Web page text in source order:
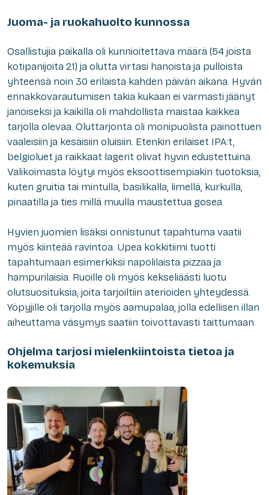
Juoma- ja ruokahuolto kunnossa
Osallistujia paikalla oli kunnioitettava määrä (54 joista
kotipanijoita 21) ja olutta virtasi hanoista ja pulloista
yhteensä noin 30 erilaista kahden päivän aikana. Hyvän
ennakkovarautumisen takia kukaan ei varmasti jäänyt
janoiseksi ja kaikilla oli mahdollista maistaa kaikkea
tarjolla olevaa. Oluttarjonta oli monipuolista painottuen
vaaleisiin ja kesäisiin oluisiin. Etenkin erilaiset IPA:t,
belgioluet ja raikkaat lagerit olivat hyvin edustettuina.
Valikoimasta löytyi myös eksoottisempiakin tuotoksia,
kuten gruitia tai mintulla, basilikalla, limellä, kurkulla,
pinaatilla ja ties millä muulla maustettua gosea.
Hyvien juomien lisäksi onnistunut tapahtuma vaatii
myös kiinteää ravintoa. Upea kokkitiimi tuotti
tapahtumaan esimerkiksi napolilaista pizzaa ja
hampurilaisia. Ruoille oli myös kekseliäästi luotu
olutsuosituksia, joita tarjoiltiin aterioiden yhteydessä.
Yöpyjille oli tarjolla myös aamupalaa, jolla edellisen illan
aiheuttama väsymys saatiin toivottavasti taittumaan.
Ohjelma tarjosi mielenkiintoista tietoa ja
kokemuksia